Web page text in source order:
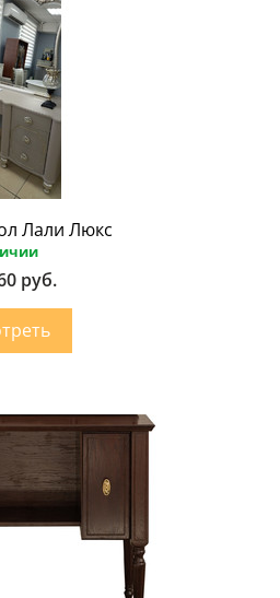
Лали Люкс
руб.